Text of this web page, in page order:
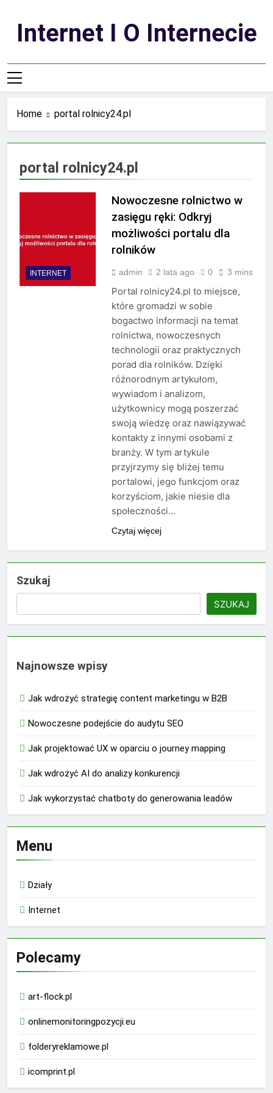
contentInternet I O Internecie
Home portal rolnicy24.pl
portal rolnicy24.pl
INTERNET
Nowoczesne rolnictwo w
zasięgu ręki: Odkryj
możliwości portalu dla
rolników
admin 2 lata ago 0 3 mins
Portal rolnicy24.pl to miejsce,
które gromadzi w sobie
bogactwo informacji na temat
rolnictwa, nowoczesnych
technologii oraz praktycznych
porad dla rolników. Dzięki
różnorodnym artykułom,
wywiadom i analizom,
użytkownicy mogą poszerzać
swoją wiedzę oraz nawiązywać
kontakty z innymi osobami z
branży. W tym artykule
przyjrzymy się bliżej temu
portalowi, jego funkcjom oraz
korzyściom, jakie niesie dla
społeczności…
Czytaj więcej
Szukaj
SZUKAJ
Najnowsze wpisy
Jak wdrożyć strategię content marketingu w B2B
Nowoczesne podejście do audytu SEO
Jak projektować UX w oparciu o journey mapping
Jak wdrożyć AI do analizy konkurencji
Jak wykorzystać chatboty do generowania leadów
Menu
Działy
Internet
Polecamy
art-flock.pl
onlinemonitoringpozycji.eu
folderyreklamowe.pl
icomprint.pl